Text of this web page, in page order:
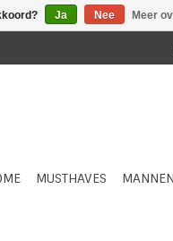
MUSTHAVES MANNEN
Ja Nee Meer